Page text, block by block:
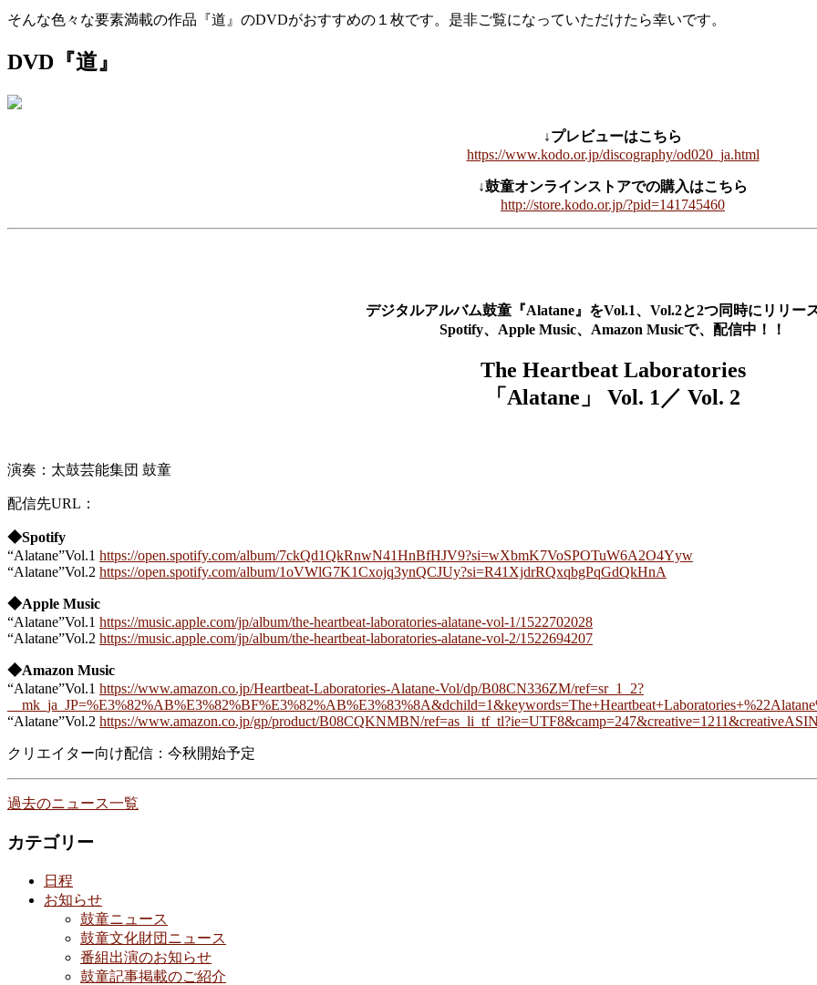
そんな色々な要素満載の作品『道』のDVDがおすすめの１枚です。是非ご覧になっていただけたら幸いです。
DVD『道』
↓プレビューはこちら
https://www.kodo.or.jp/discography/od020_ja.html
↓鼓童オンラインストアでの購入はこちら
http://store.kodo.or.jp/?pid=141745460
デジタルアルバム鼓童『Alatane』をVol.1、Vol.2と2つ同時にリリー
Spotify、Apple Music、Amazon Musicで、配信中！！
The Heartbeat Laboratories
「Alatane」
Vol. 1／ Vol. 2
演奏：太鼓芸能集団 鼓童
配信先URL：
◆Spotify
“Alatane”Vol.1 https://open.spotify.com/album/7ckQd1QkRnwN41HnBfHJV9?si=wXbmK7VoSPOTuW6A2O4Yyw
“Alatane”Vol.2 https://open.spotify.com/album/1oVWlG7K1Cxojq3ynQCJUy?si=R41XjdrRQxqbgPqGdQkHnA
◆Apple Music
“Alatane”Vol.1 https://music.apple.com/jp/album/the-heartbeat-laboratories-alatane-vol-1/1522702028
“Alatane”Vol.2 https://music.apple.com/jp/album/the-heartbeat-laboratories-alatane-vol-2/1522694207
◆Amazon Music
“Alatane”Vol.1 https://www.amazon.co.jp/Heartbeat-Laboratories-Alatane-Vol/dp/B08CN336ZM/ref=sr_1_2?
“Alatane”Vol.2 https://www.amazon.co.jp/gp/product/B08CQKNMBN/
クリエイター向け配信：今秋開始予定
過去のニュース一覧
カテゴリー
日程
お知らせ
鼓童ニュース
鼓童文化財団ニュース
番組出演のお知らせ
鼓童記事掲載のご紹介